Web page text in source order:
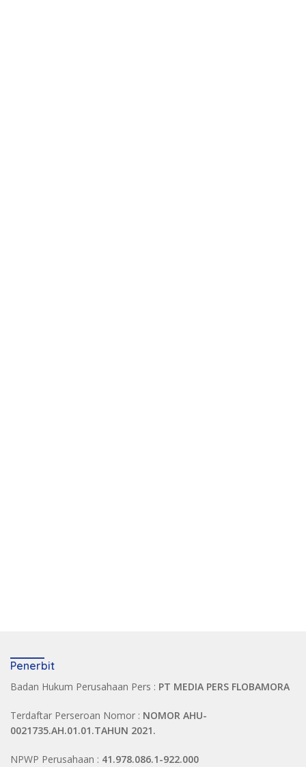
Penerbit
Badan Hukum Perusahaan Pers : PT MEDIA PERS FLOBAMORA
Terdaftar Perseroan Nomor : NOMOR AHU-
0021735.AH.01.01.TAHUN 2021.
NPWP Perusahaan : 41.978.086.1-922.000